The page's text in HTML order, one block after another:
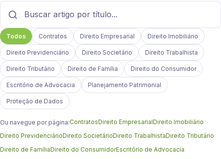
Todos Contratos Direito Empresarial Direito Imobiliário
Direito Previdenciário Direito Societário Direito Trabalhista
Direito Tributário Direito de Família Direito do Consumidor
Escritório de Advocacia Planejamento Patrimonial
Proteção de Dados
Ou navegue por página:ContratosDireito EmpresarialDireito Imobiliário
Direito PrevidenciárioDireito SocietárioDireito TrabalhistaDireito Tributário
Direito de FamíliaDireito do ConsumidorEscritório de Advocacia